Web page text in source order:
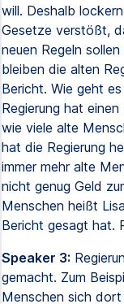
will. Deshalb
Gesetze verstößt,
neuen Regeln
bleiben die alten
Bericht. Wie geht
Regierung hat
wie viele alte
hat die Regierung
immer mehr alte
nicht genug Geld
Menschen heißt
Bericht gesagt hat.
Speaker 3:
gemacht. Zum
Menschen sich